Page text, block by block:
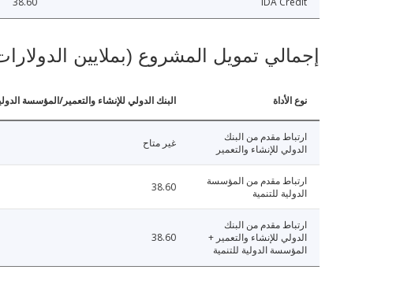
إجمالي تمويل المشروع (بملايين
نوع الأداة البنك الدولي للإنشاء والتعمير/المؤسسة
ارتباط مقدم من البنك
الدولي للإنشاء والتعمير
غير متاح
ارتباط مقدم من المؤسسة
الدولية للتنمية
38.60
ارتباط مقدم من البنك
الدولي للإنشاء والتعمير +
المؤسسة الدولية للتنمية
38.60